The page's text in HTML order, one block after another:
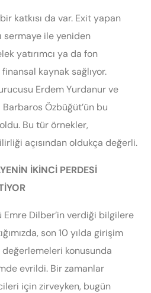
katkısı da var. Exit yapan
sermaye ile yeniden
yatırımcı ya da fon
kaynak sağlıyor.
Erdem Yurdanur ve
Özbüğüt’ün bu
Bu tür örnekler,
açısından oldukça değerli.
İKİNCİ PERDESİ
Dilber’in verdiği bilgilere
son 10 yılda girişim
konusunda
evrildi. Bir zamanlar
için zirveyken, bugün